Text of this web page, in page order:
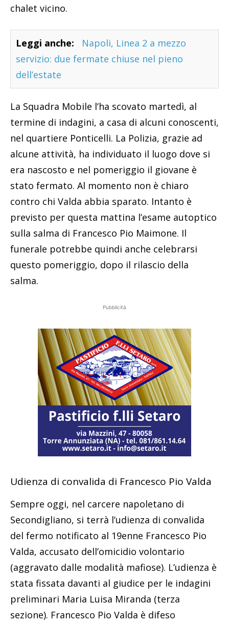
chalet vicino.
Leggi anche:
Napoli, Linea 2 a mezzo
servizio: due fermate chiuse nel pieno
dell’estate
La Squadra Mobile l’ha scovato martedì, al
termine di indagini, a casa di alcuni conoscenti,
nel quartiere Ponticelli. La Polizia, grazie ad
alcune attività, ha individuato il luogo dove si
era nascosto e nel pomeriggio il giovane è
stato fermato. Al momento non è chiaro
contro chi Valda abbia sparato. Intanto è
previsto per questa mattina l’esame autoptico
sulla salma di Francesco Pio Maimone. Il
funerale potrebbe quindi anche celebrarsi
questo pomeriggio, dopo il rilascio della
salma.
Pubblicità
Udienza di convalida di Francesco Pio Valda
Sempre oggi, nel carcere napoletano di
Secondigliano, si terrà l’udienza di convalida
del fermo notificato al 19enne Francesco Pio
Valda, accusato dell’omicidio volontario
(aggravato dalle modalità mafiose). L’udienza è
stata fissata davanti al giudice per le indagini
preliminari Maria Luisa Miranda (terza
sezione). Francesco Pio Valda è difeso